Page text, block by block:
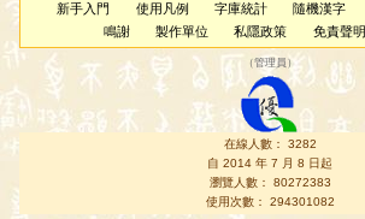
新手入門 使用凡例 字庫統計 隨機漢字
鳴謝
製作單位 私隱政策 免責聲明
（管理員 ）
在線人數： 3282
自 2014 年 7 月 8 日起
瀏覽人數： 80272383
使用次數： 294301082